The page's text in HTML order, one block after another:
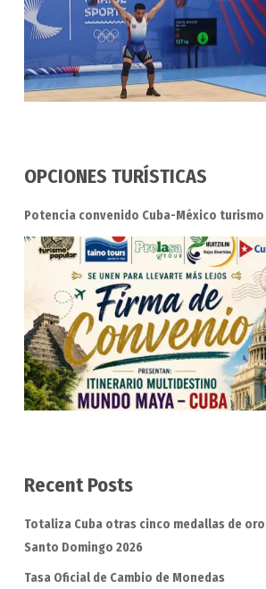
OPCIONES TURÍSTICAS
Potencia convenido Cuba-México
Recent Posts
Totaliza Cuba otras cinco medallas de
Santo Domingo 2026
Tasa Oficial de Cambio de Monedas